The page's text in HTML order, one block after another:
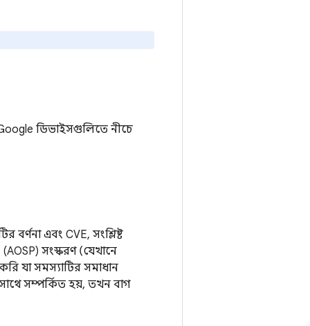
ডিভাইসগুলিতে নীচে
এবং CVE, সংশ্লিষ্ট
সংস্করণ (যেখানে
যা সমস্যাটির সমাধান
সম্পর্কিত হয়, তখন বাগ